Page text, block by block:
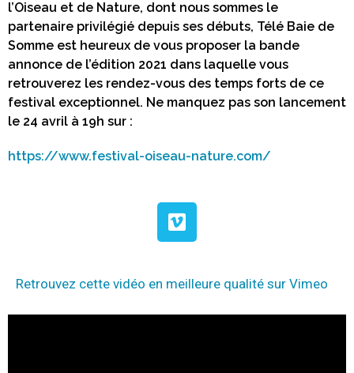
l’Oiseau et de Nature, dont nous sommes le
partenaire privilégié depuis ses débuts, Télé Baie de
Somme est heureux de vous proposer la bande
annonce de l’édition 2021 dans laquelle vous
retrouverez les rendez-vous des temps forts de ce
festival exceptionnel. Ne manquez pas son lancement
le 24 avril à 19h sur :
https://www.festival-oiseau-nature.com/
Retrouvez cette vidéo en meilleure qualité sur Vimeo